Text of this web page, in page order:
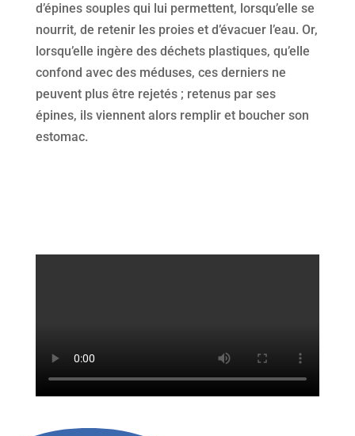
d’épines souples qui lui permettent, lorsqu’elle se
nourrit, de retenir les proies et d’évacuer l’eau. Or,
lorsqu’elle ingère des déchets plastiques, qu’elle
confond avec des méduses, ces derniers ne
peuvent plus être rejetés ; retenus par ses
épines, ils viennent alors remplir et boucher son
estomac.